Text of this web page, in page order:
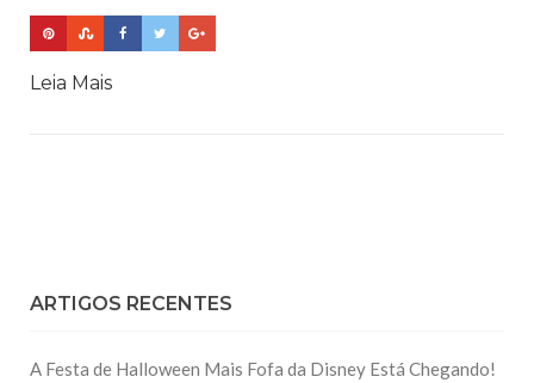
Leia Mais
ARTIGOS RECENTES
A Festa de Halloween Mais Fofa da Disney Está Chegando!